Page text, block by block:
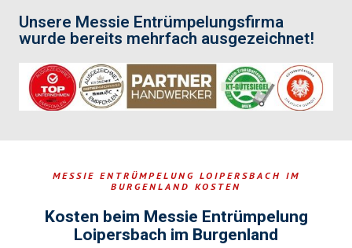
Unsere Messie Entrümpelungsfirma
wurde bereits mehrfach ausgezeichnet!
MESSIE ENTRÜMPELUNG LOIPERSBACH IM
BURGENLAND KOSTEN
Kosten beim Messie Entrümpelung
Loipersbach im Burgenland